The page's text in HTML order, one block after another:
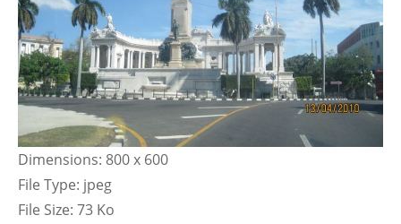
Dimensions: 800 x 600
File Type: jpeg
File Size: 73 Ko